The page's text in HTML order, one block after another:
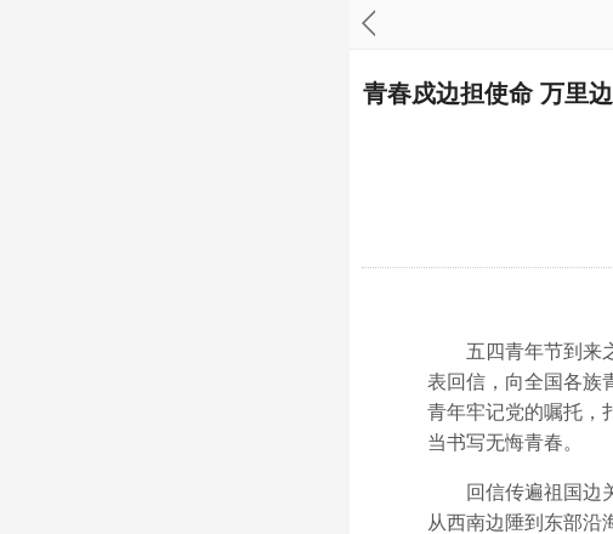
青春戍边担使命 万里
五四青年节到来之
表回信，向全国各族
青年牢记党的嘱托，
当书写无悔青春。
回信传遍祖国边关
从西南边陲到东部沿